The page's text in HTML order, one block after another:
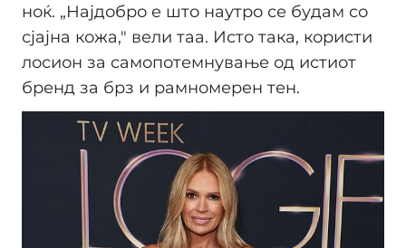
ноќ. „Најдобро е што наутро се будам со
сјајна кожа," вели таа. Исто така, користи
лосион за самопотемнување од истиот
бренд за брз и рамномерен тен.